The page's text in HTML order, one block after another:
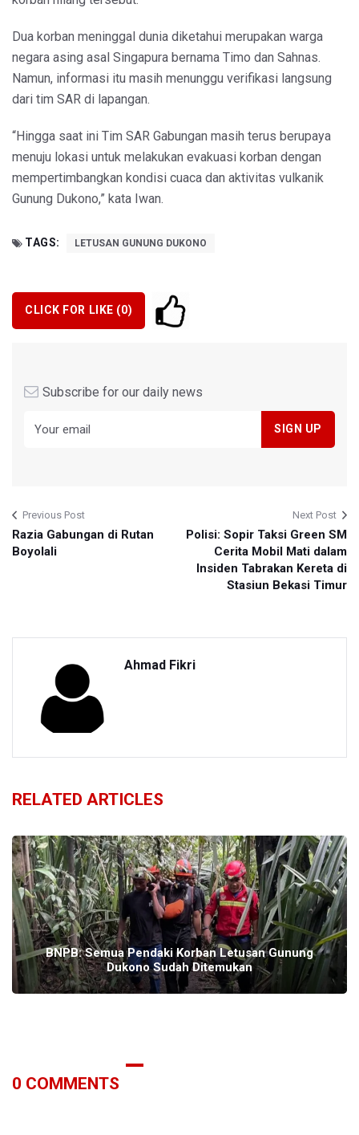
Dua korban meninggal dunia diketahui merupakan warga
negara asing asal Singapura bernama Timo dan Sahnas.
Namun, informasi itu masih menunggu verifikasi langsung
dari tim SAR di lapangan.
“Hingga saat ini Tim SAR Gabungan masih terus berupaya
menuju lokasi untuk melakukan evakuasi korban dengan
mempertimbangkan kondisi cuaca dan aktivitas vulkanik
Gunung Dukono,” kata Iwan.
TAGS: LETUSAN GUNUNG DUKONO
CLICK FOR LIKE (0)
Subscribe for our daily news
Previous Post
Razia Gabungan di Rutan
Boyolali
Next Post
Polisi: Sopir Taksi Green SM
Cerita Mobil Mati dalam
Insiden Tabrakan Kereta di
Stasiun Bekasi Timur
Ahmad Fikri
RELATED ARTICLES
BNPB: Semua Pendaki Korban Letusan Gunung
Dukono Sudah Ditemukan
0 COMMENTS